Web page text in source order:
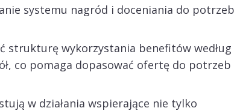
systemu nagród i doceniania do potrzeb
strukturę wykorzystania benefitów według
co pomaga dopasować ofertę do potrzeb
w działania wspierające nie tylko